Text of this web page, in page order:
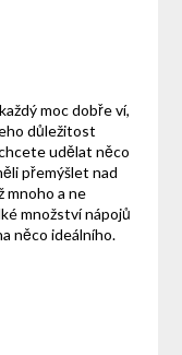
moc dobře ví,
důležitost
udělat něco
přemýšlet nad
mnoho a ne
množství nápojů
něco ideálního.